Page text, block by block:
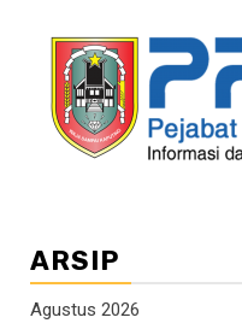
ARSIP
Agustus 2026